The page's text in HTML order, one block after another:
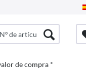
de compra *